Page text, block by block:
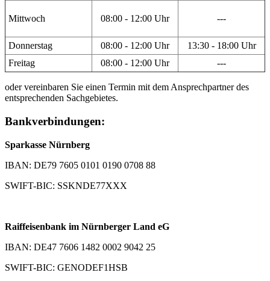
Mittwoch 08:00 - 12:00 Uhr ---
Donnerstag 08:00 - 12:00 Uhr
13:30 - 18:00 Uhr
Freitag
08:00 - 12:00 Uhr ---
oder vereinbaren Sie einen Termin mit dem Ansprechpartner des
entsprechenden Sachgebietes.
Bankverbindungen:
Sparkasse Nürnberg
IBAN: DE79 7605 0101 0190 0708 88
SWIFT-BIC: SSKNDE77XXX
Raiffeisenbank im Nürnberger Land eG
IBAN: DE47 7606 1482 0002 9042 25
SWIFT-BIC: GENODEF1HSB